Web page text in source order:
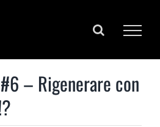
– Rigenerare con